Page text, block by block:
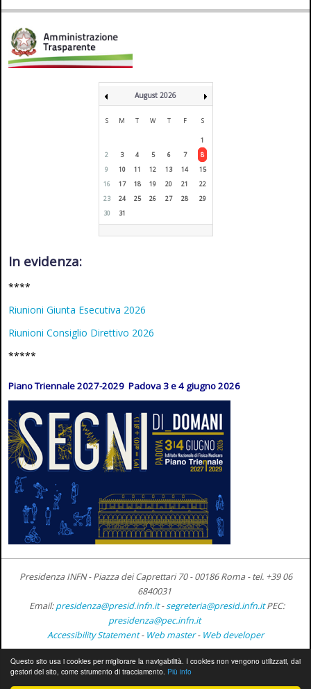
Questo sito usa i cookies per migliorare la navigabilità. I cookies non vengono utilizzati, dai
gestori del sito, come strumento di tracciamento. Più info
August 2026
S M T W T F S
1
2
3 4 5 6 7
8
9
10 11 12 13 14
15
16
17 18 19 20 21
22
23
24 25 26 27 28
29
30
31
In evidenza:
****
Riunioni Giunta Esecutiva 2026
Riunioni Consiglio Direttivo 2026
*****
Piano Triennale 2027-2029 Padova 3 e 4 giugno 2026
Presidenza INFN - Piazza dei Caprettari 70 - 00186 Roma -tel. +39 06
6840031
Email:presidenza@presid.infn.it-segreteria@presid.infn.it PEC:
presidenza@pec.infn.it
Accessibility Statement- Web master- Web developer